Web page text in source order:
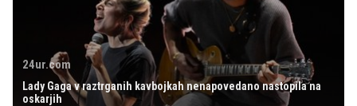
24ur.com
Lady Gaga v raztrganih kavbojkah nenapovedano nastopila na
oskarjih